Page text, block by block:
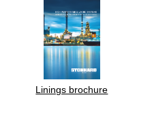
Linings brochure